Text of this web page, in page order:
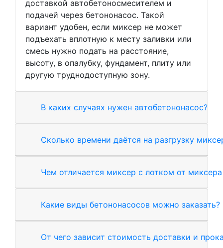
доставкой автобетоносмесителем и
подачей через бетононасос. Такой
вариант удобен, если миксер не может
подъехать вплотную к месту заливки или
смесь нужно подать на расстояние,
высоту, в опалубку, фундамент, плиту или
другую труднодоступную зону.
В каких случаях нужен автобетононасос?
Сколько времени даётся на разгрузку
Чем отличается миксер с лотком от
Какие виды бетононасосов можно заказать?
От чего зависит стоимость доставки и